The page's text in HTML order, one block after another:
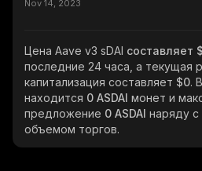
Nov 14, 2023
Цена Aave v3 sDAI составляет
последние 24 часа, а текущая
капитализация составляет $0.
находится 0 ASDAI монет и
предложение 0 ASDAI наряду с
объемом торгов.